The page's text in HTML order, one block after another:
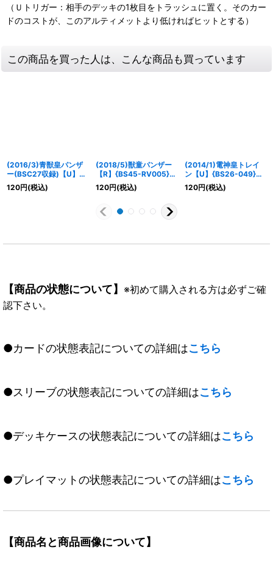
（Ｕトリガー：相手のデッキの1枚目をトラッシュに置く。そのカー
ドのコストが、このアルティメットより低ければヒットとする）
この商品を買った人は、こんな商品も買っています
(2016/3)青獣皇パンザ
ー(BSC27収録)【U】
{BS26-051}《青》
120円(税込)
(2018/5)獣童パンザー
【R】{BS45-RV005}
《青》
120円(税込)
(2014/1)電神皇トレイ
ン【U】{BS26-049}
《白》
120円(税込)
【商品の状態について】 ※初めて購入される方は必ずご確
認下さい。
●カードの状態表記についての詳細はこちら
●スリーブの状態表記についての詳細はこちら
●デッキケースの状態表記についての詳細はこちら
●プレイマットの状態表記についての詳細はこちら
【商品名と商品画像について】